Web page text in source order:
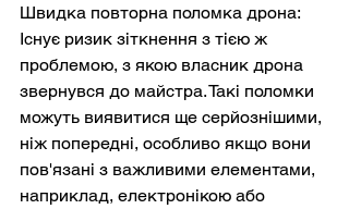
Швидка повторна поломка дрона:
Існує ризик зіткнення з тією ж
проблемою, з якою власник дрона
звернувся до майстра. Такі поломки
можуть виявитися ще серйознішими,
ніж попередні, особливо якщо вони
пов'язані з важливими елементами,
наприклад, електронікою або